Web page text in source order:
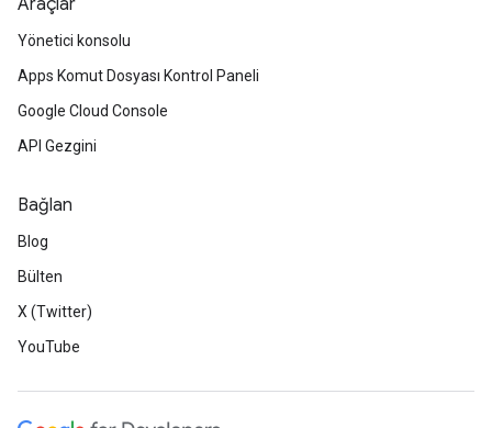
Araçlar
Yönetici konsolu
Apps Komut Dosyası Kontrol Paneli
Google Cloud Console
API Gezgini
Bağlan
Blog
Bülten
X (Twitter)
YouTube